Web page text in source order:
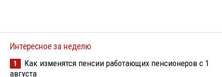
Интересное за неделю
1
Как изменятся пенсии работающих пенсионеров с 1
августа